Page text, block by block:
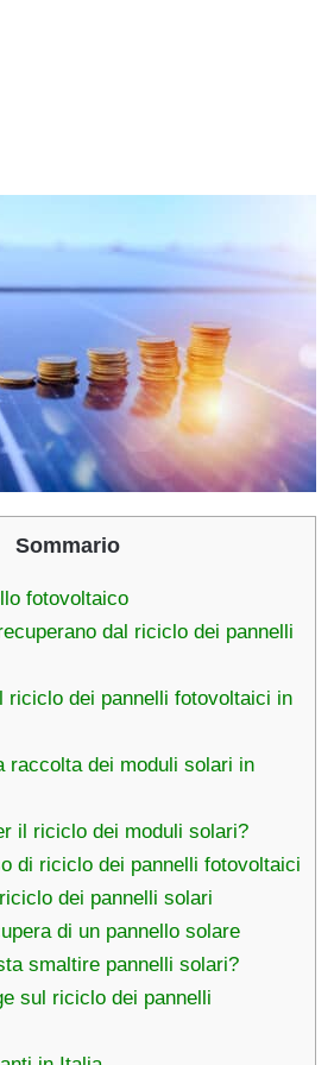
Sommario
fotovoltaico
dal riciclo dei pannelli
riciclo dei pannelli fotovoltaici in
raccolta dei moduli solari in
il riciclo dei moduli solari?
di riciclo dei pannelli fotovoltaici
dei pannelli solari
di un pannello solare
smaltire pannelli solari?
sul riciclo dei pannelli